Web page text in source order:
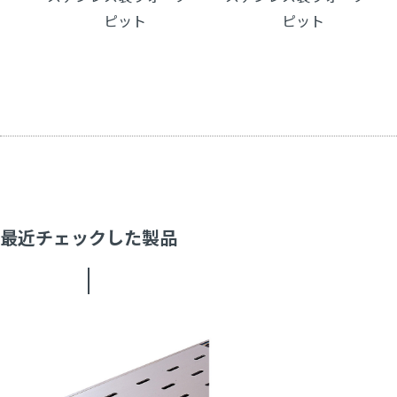
ピット
ピット
最近チェックした製品